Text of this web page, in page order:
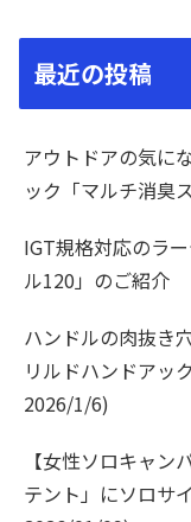
最近の投稿
アウトドアの気に
ック「マルチ消臭
IGT規格対応のラ
ル120」のご紹介
ハンドルの肉抜き
リルドハンドアッ
2026/1/6)
【女性ソロキャン
テント」にソロサ